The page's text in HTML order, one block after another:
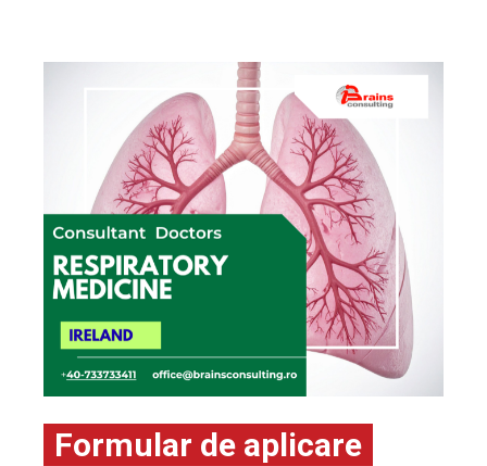
Formular de aplicare